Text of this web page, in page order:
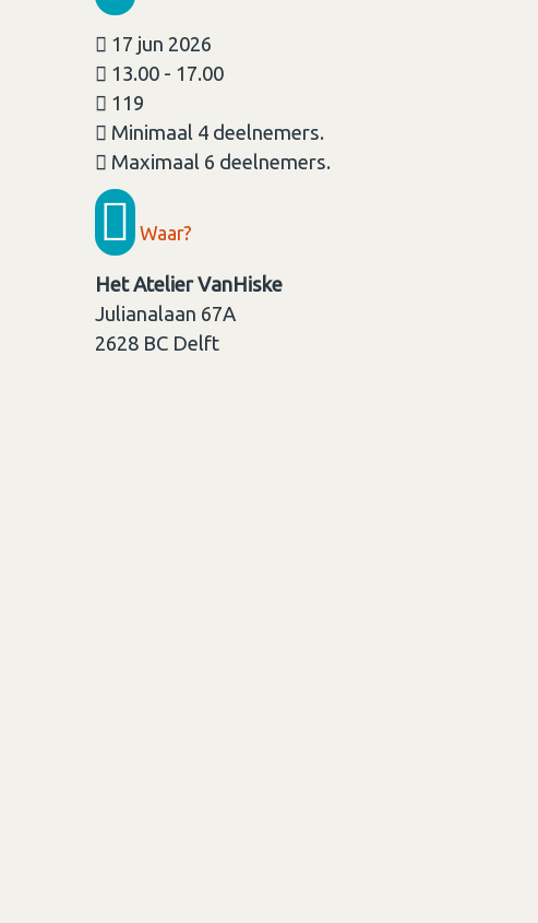
17 jun 2026
13.00 - 17.00
119
Minimaal 4 deelnemers.
Maximaal 6 deelnemers.
Waar?
Het Atelier VanHiske
Julianalaan 67A
2628 BC Delft